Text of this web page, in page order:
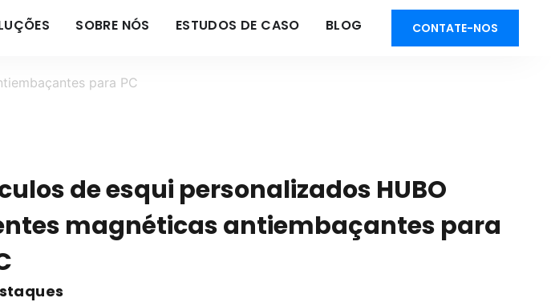
SOBRE NÓS ESTUDOS DE CASO BLOG CONTATE-NOS
para PC
de esqui personalizados HUBO
magnéticas antiembaçantes para